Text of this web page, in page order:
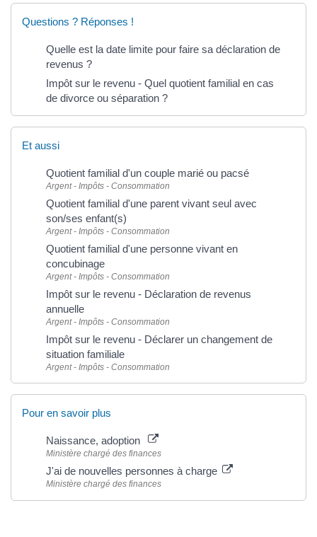
Questions ? Réponses !
Quelle est la date limite pour faire sa déclaration de
revenus ?
Impôt sur le revenu - Quel quotient familial en cas
de divorce ou séparation ?
Et aussi
Quotient familial d'un couple marié ou pacsé
Argent - Impôts - Consommation
Quotient familial d'une parent vivant seul avec
son/ses enfant(s)
Argent - Impôts - Consommation
Quotient familial d'une personne vivant en
concubinage
Argent - Impôts - Consommation
Impôt sur le revenu - Déclaration de revenus
annuelle
Argent - Impôts - Consommation
Impôt sur le revenu - Déclarer un changement de
situation familiale
Argent - Impôts - Consommation
Pour en savoir plus
Naissance, adoption
Ministère chargé des finances
J'ai de nouvelles personnes à charge
Ministère chargé des finances